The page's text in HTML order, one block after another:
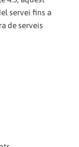
servei fins a
de serveis